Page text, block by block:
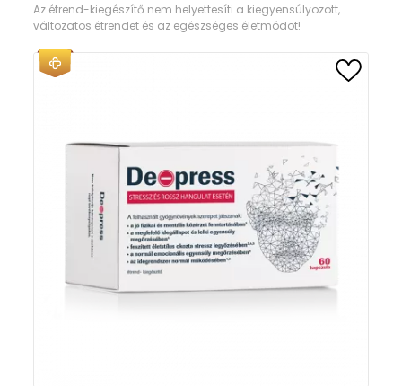
Az étrend-kiegészítő nem helyettesíti a kiegyensúlyozott,
változatos étrendet és az egészséges életmódot!